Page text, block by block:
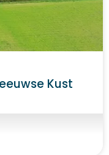
Kust